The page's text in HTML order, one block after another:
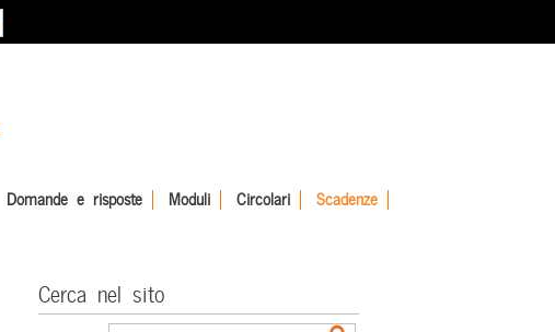
Domande e risposte Moduli Circolari Scadenze
Cerca nel sito